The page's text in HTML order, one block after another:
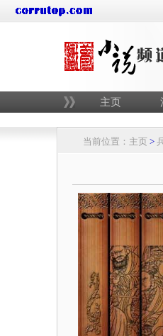
主页
当前位置： 主页 >